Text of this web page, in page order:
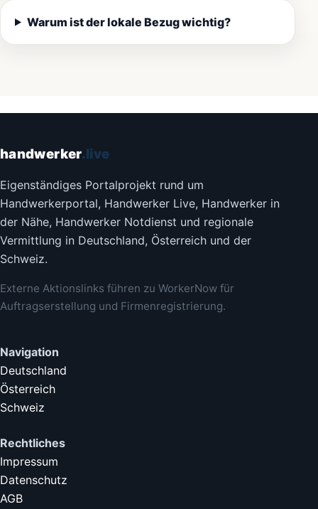
Warum ist der lokale Bezug wichtig?
handwerker.live
Eigenständiges Portalprojekt rund um
Handwerkerportal, Handwerker Live, Handwerker in
der Nähe, Handwerker Notdienst und regionale
Vermittlung in Deutschland, Österreich und der
Schweiz.
Externe Aktionslinks führen zu WorkerNow für
Auftragserstellung und Firmenregistrierung.
Navigation
Deutschland
Österreich
Schweiz
Rechtliches
Impressum
Datenschutz
AGB